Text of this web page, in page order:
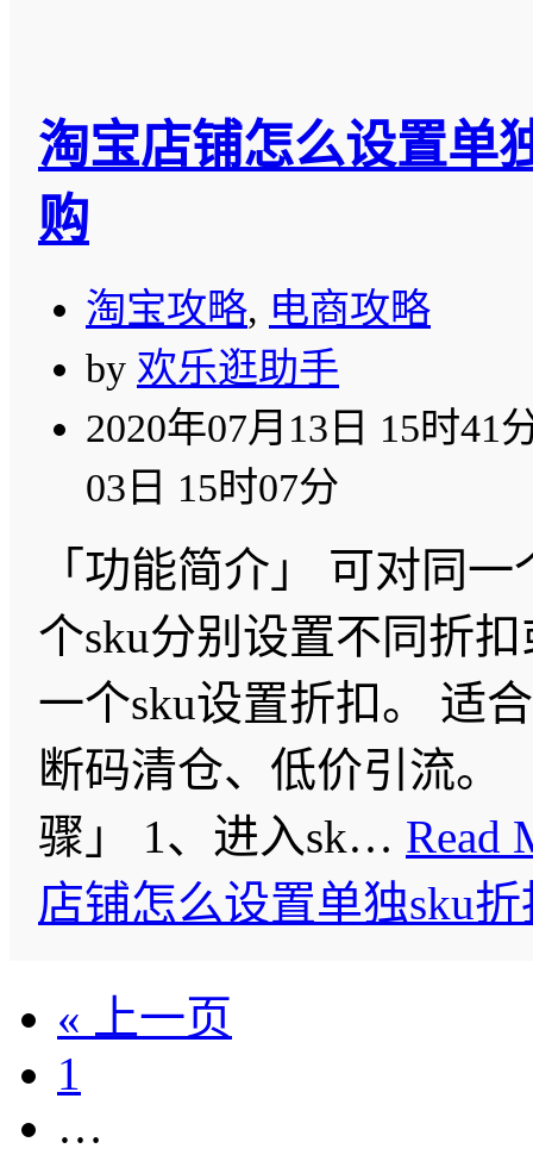
淘宝店铺怎么设置单
购
淘宝攻略, 电商攻略
by 欢乐逛助手
2020年07月13日 15时41
03日 15时07分
「功能简介」 可对同
个sku分别设置不同折
一个sku设置折扣。 适
断码清仓、低价引流。
骤」 1、进入sk… Read
店铺怎么设置单独sku
« 上一页
1
…